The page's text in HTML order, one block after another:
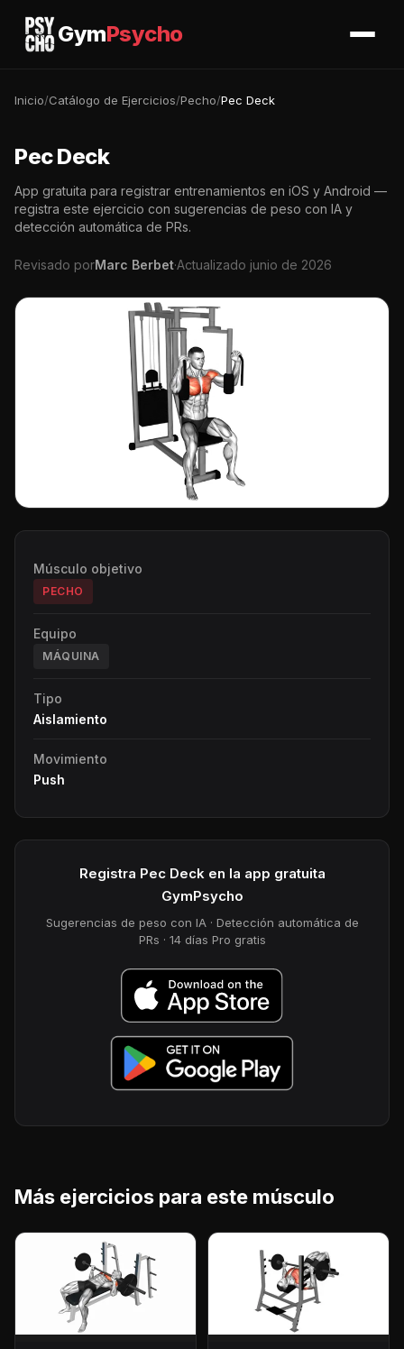
GymPsycho
Inicio/Catálogo de Ejercicios/Pecho/Pec Deck
Pec Deck
App gratuita para registrar entrenamientos en iOS y Android —
registra este ejercicio con sugerencias de peso con IA y
detección automática de PRs.
Revisado porMarc Berbet·Actualizado junio de 2026
Músculo objetivo
PECHO
Equipo
MÁQUINA
Tipo
Aislamiento
Movimiento
Push
Registra Pec Deck en la app gratuita
GymPsycho
Sugerencias de peso con IA · Detección automática de
PRs · 14 días Pro gratis
Más ejercicios para este músculo